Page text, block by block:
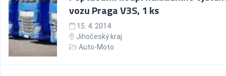
vozu Praga V3S, 1 ks
15. 4. 2014
Jihočeský kraj
Auto-Moto